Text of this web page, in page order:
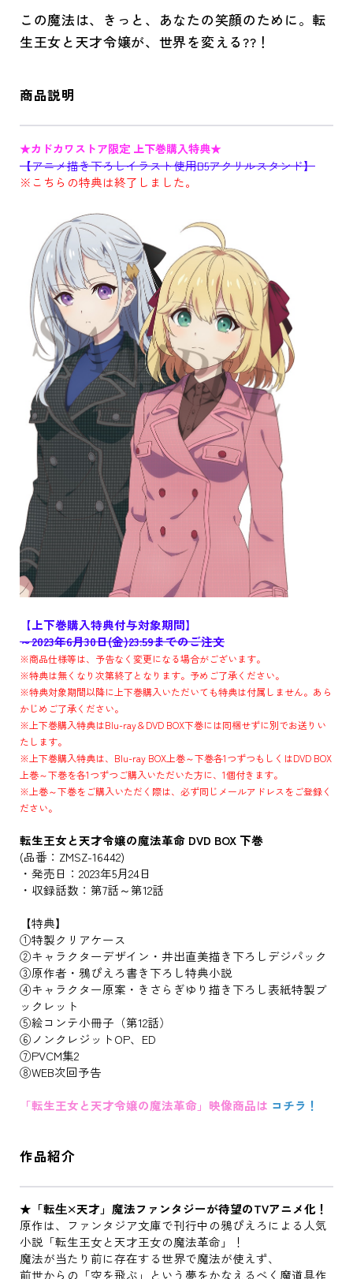
この魔法は、きっと、あなたの笑顔のために。転
生王女と天才令嬢が、世界を変える??！
商品説明
★カドカワストア限定 上下巻購入特典★
【アニメ描き下ろしイラスト使用B5アクリルスタンド】
※こちらの特典は終了しました。
【上下巻購入特典付与対象期間】
～2023年6月30日(金)23:59までのご注文
※商品仕様等は、予告なく変更になる場合がございます。
※特典は無くなり次第終了となります。予めご了承ください。
※特典対象期間以降に上下巻購入いただいても特典は付属しません。あら
かじめご了承ください。
※上下巻購入特典はBlu-ray＆DVD BOX下巻には同梱せずに別でお送りい
たします。
※上下巻購入特典は、Blu-ray BOX上巻～下巻各1つずつもしくはDVD BOX
上巻～下巻を各1つずつご購入いただいた方に、1個付きます。
※上巻～下巻をご購入いただく際は、必ず同じメールアドレスをご登録く
ださい。
転生王女と天才令嬢の魔法革命 DVD BOX 下巻
(品番：ZMSZ-16442)
・発売日：2023年5月24日
・収録話数：第7話～第12話
【特典】
①特製クリアケース
②キャラクターデザイン・井出直美描き下ろしデジパック
③原作者・鴉ぴえろ書き下ろし特典小説
④キャラクター原案・きさらぎゆり描き下ろし表紙特製ブ
ックレット
⑤絵コンテ小冊子（第12話）
⑥ノンクレジットOP、ED
⑦PVCM集2
⑧WEB次回予告
「転生王女と天才令嬢の魔法革命」映像商品は コチラ！
作品紹介
★「転⽣×天才」魔法ファンタジーが待望のTVアニメ化！
原作は、ファンタジア文庫で刊行中の鴉ぴえろによる人気
小説「転生王女と天才王女の魔法革命」！
魔法が当たり前に存在する世界で魔法が使えず、
前世からの「空を飛ぶ」という夢をかなえるべく魔道具作